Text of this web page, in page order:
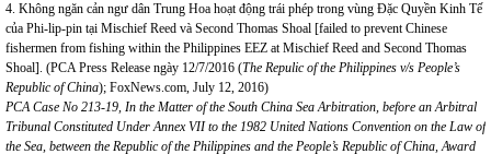
4. Không ngăn cản ngư dân Trung Hoa hoạt động trái phép trong vùng Đặc Quyền Kinh Tế
của Phi-lip-pin tại Mischief Reed và Second Thomas Shoal [failed to prevent Chinese
fishermen from fishing within the Philippines EEZ at Mischief Reed and Second Thomas
Shoal]. (PCA Press Release ngày 12/7/2016 (The Repulic of the Philippines v/s People’s
Republic of China); FoxNews.com, July 12, 2016)
PCA Case No 213-19, In the Matter of the South China Sea Arbitration, before an Arbitral
Tribunal Constituted Under Annex VII to the 1982 United Nations Convention on the Law of
the Sea, between the Republic of the Philippines and the People’s Republic of China, Award